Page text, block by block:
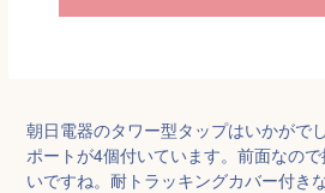
朝日電器のタワー型タップはいかがで
ポートが4個付いています。前面なの
いですね。耐トラッキングカバー付き